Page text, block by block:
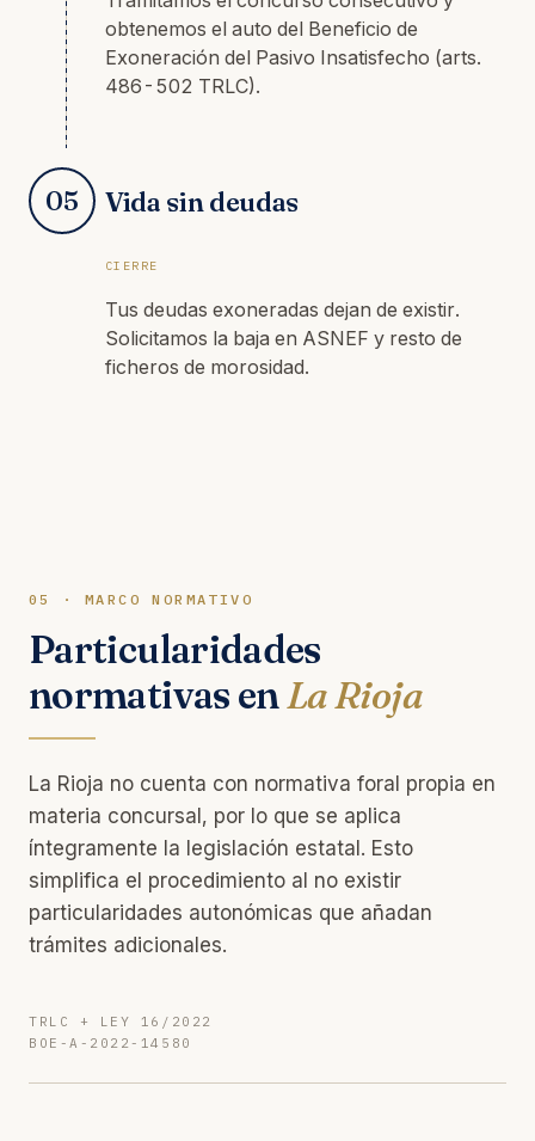
obtenemos el auto del Beneficio de
Exoneración del Pasivo Insatisfecho (arts.
486-502 TRLC).
05 Vida sin deudas
CIERRE
Tus deudas exoneradas dejan de existir.
Solicitamos la baja en ASNEF y resto de
ficheros de morosidad.
05 · MARCO NORMATIVO
Particularidades
normativas enLa Rioja
La Rioja no cuenta con normativa foral propia en
materia concursal, por lo que se aplica
íntegramente la legislación estatal. Esto
simplifica el procedimiento al no existir
particularidades autonómicas que añadan
trámites adicionales.
TRLC + LEY 16/2022
BOE-A-2022-14580